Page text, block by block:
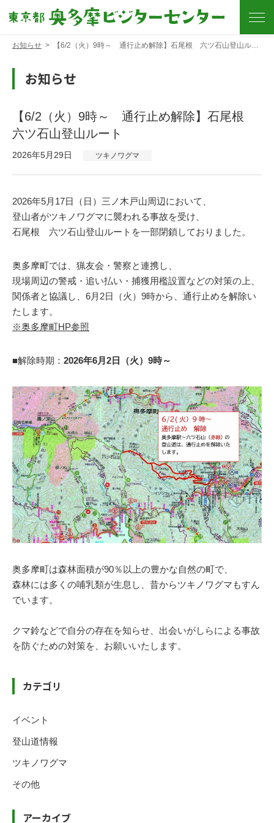
お知らせ > 【6/2（火）9時～ 通行止め解除】石尾根 六ツ石山登山ルート
お知らせ
【6/2（火）9時～ 通行止め解除】石尾根
六ツ石山登山ルート
2026年5月29日 ツキノワグマ
2026年5月17日（日）三ノ木戸山周辺において、
登山者がツキノワグマに襲われる事故を受け、
石尾根 六ツ石山登山ルートを一部閉鎖しておりました。
奥多摩町では、猟友会・警察と連携し、
現場周辺の警戒・追い払い・捕獲用檻設置などの対策の上、
関係者と協議し、6月2日（火）9時から、通行止めを解除い
たします。
※奥多摩町HP参照
■解除時期： 2026年6月2日（火）9時～
奥多摩町は森林面積が90％以上の豊かな自然の町で、
森林には多くの哺乳類が生息し、昔からツキノワグマもすん
でいます。
クマ鈴などで自分の存在を知らせ、出会いがしらによる事故
を防ぐための対策を、お願いいたします。
カテゴリ
イベント
登山道情報
ツキノワグマ
その他
アーカイブ